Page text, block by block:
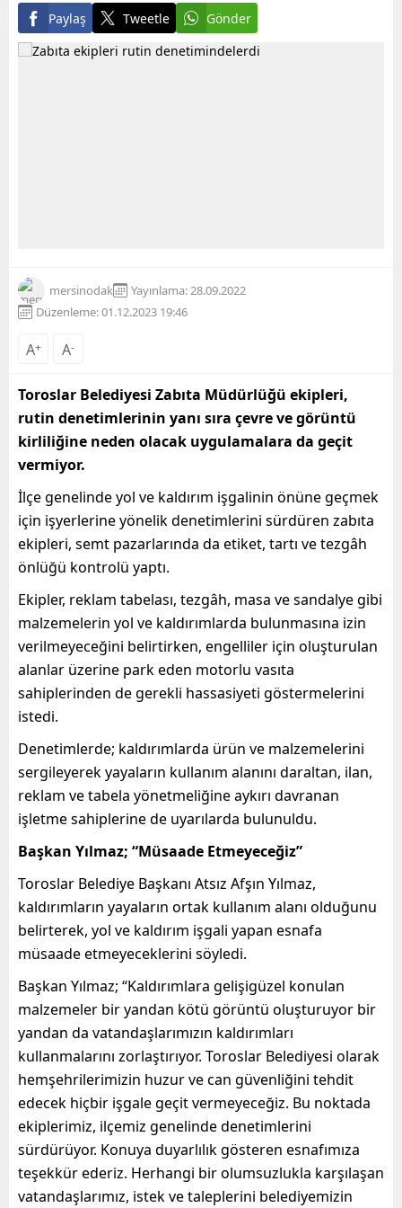
Paylaş Tweetle Gönder
mersinodak
Yayınlama: 28.09.2022
Düzenleme: 01.12.2023 19:46
A+ A-
Toroslar Belediyesi Zabıta Müdürlüğü ekipleri,
rutin denetimlerinin yanı sıra çevre ve görüntü
kirliliğine neden olacak uygulamalara da geçit
vermiyor.
İlçe genelinde yol ve kaldırım işgalinin önüne geçmek
için işyerlerine yönelik denetimlerini sürdüren zabıta
ekipleri, semt pazarlarında da etiket, tartı ve tezgâh
önlüğü kontrolü yaptı.
Ekipler, reklam tabelası, tezgâh, masa ve sandalye gibi
malzemelerin yol ve kaldırımlarda bulunmasına izin
verilmeyeceğini belirtirken, engelliler için oluşturulan
alanlar üzerine park eden motorlu vasıta
sahiplerinden de gerekli hassasiyeti göstermelerini
istedi.
Denetimlerde; kaldırımlarda ürün ve malzemelerini
sergileyerek yayaların kullanım alanını daraltan, ilan,
reklam ve tabela yönetmeliğine aykırı davranan
işletme sahiplerine de uyarılarda bulunuldu.
Başkan Yılmaz; “Müsaade Etmeyeceğiz”
Toroslar Belediye Başkanı Atsız Afşın Yılmaz,
kaldırımların yayaların ortak kullanım alanı olduğunu
belirterek, yol ve kaldırım işgali yapan esnafa
müsaade etmeyeceklerini söyledi.
Başkan Yılmaz; “Kaldırımlara gelişigüzel konulan
malzemeler bir yandan kötü görüntü oluşturuyor bir
yandan da vatandaşlarımızın kaldırımları
kullanmalarını zorlaştırıyor. Toroslar Belediyesi olarak
hemşehrilerimizin huzur ve can güvenliğini tehdit
edecek hiçbir işgale geçit vermeyeceğiz. Bu noktada
ekiplerimiz, ilçemiz genelinde denetimlerini
sürdürüyor. Konuya duyarlılık gösteren esnafımıza
teşekkür ederiz. Herhangi bir olumsuzlukla karşılaşan
vatandaşlarımız, istek ve taleplerini belediyemizin